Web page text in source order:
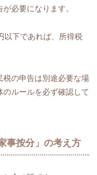
必要になります。
以下であれば、所得税
の申告は別途必要な場
ルールを必ず確認して
事按分」の考え方